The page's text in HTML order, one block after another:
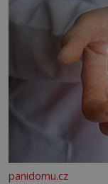
panidomu.cz